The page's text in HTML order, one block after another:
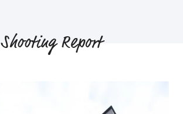
Shooting Report